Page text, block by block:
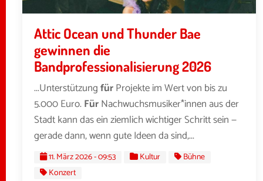
Attic Ocean und Thunder Bae
gewinnen die
Bandprofessionalisierung 2026
...UnterstützungfürProjekte im Wert von bis zu
5.000 Euro.FürNachwuchsmusiker*innen aus der
Stadt kann das ein ziemlich wichtiger Schritt sein —
gerade dann, wenn gute Ideen da sind,...
11. März 2026 - 09:53 Kultur
Bühne
Konzert